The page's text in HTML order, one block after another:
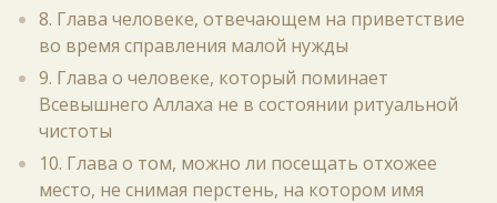
8. Глава человеке, отвечающем на приветствие
во время справления малой нужды
9. Глава о человеке, который поминает
Всевышнего Аллаха не в состоянии ритуальной
чистоты
10. Глава о том, можно ли посещать отхожее
место, не снимая перстень, на котором имя